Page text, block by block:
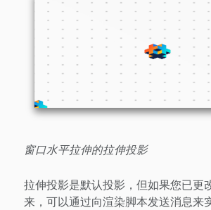
窗口水平拉伸的拉伸投影
拉伸投影是默认投影，但如果您已更
来，可以通过向渲染脚本发送消息来